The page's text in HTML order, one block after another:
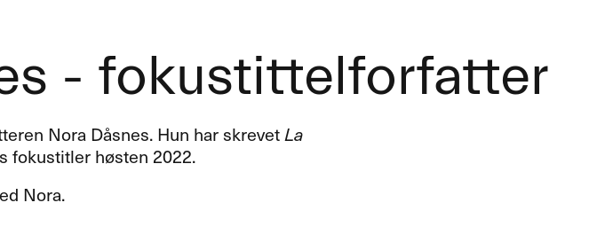
- fokustittelforfatter
Nora Dåsnes. Hun har skrevetLa
fokustitler høsten 2022.
Nora.